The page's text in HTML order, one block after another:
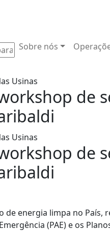
Sobre nós
de
de
de energia limpa no
(PAE) e os